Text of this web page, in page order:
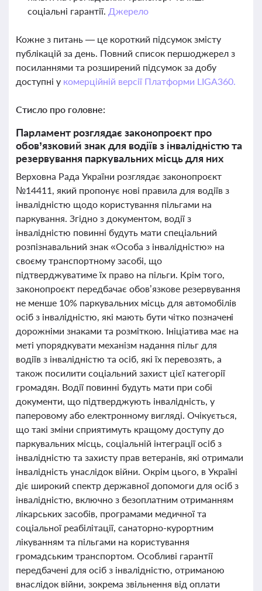
соціальні гарантії. Джерело
Кожне з питань — це короткий підсумок змісту
публікацій за день. Повний список першоджерел з
посиланнями та розширений підсумок за добу
доступні у комерційній версії Платформи LIGA360.
Стисло про головне:
Парламент розглядає законопроєкт про
обов’язковий знак для водіїв з інвалідністю та
резервування паркувальних місць для них
Верховна Рада України розглядає законопроєкт
№14411, який пропонує нові правила для водіїв з
інвалідністю щодо користування пільгами на
паркування. Згідно з документом, водії з
інвалідністю повинні будуть мати спеціальний
розпізнавальний знак «Особа з інвалідністю» на
своєму транспортному засобі, що
підтверджуватиме їх право на пільги. Крім того,
законопроєкт передбачає обов’язкове резервування
не менше 10% паркувальних місць для автомобілів
осіб з інвалідністю, які мають бути чітко позначені
дорожніми знаками та розміткою. Ініціатива має на
меті упорядкувати механізм надання пільг для
водіїв з інвалідністю та осіб, які їх перевозять, а
також посилити соціальний захист цієї категорії
громадян. Водії повинні будуть мати при собі
документи, що підтверджують інвалідність, у
паперовому або електронному вигляді. Очікується,
що такі зміни сприятимуть кращому доступу до
паркувальних місць, соціальній інтеграції осіб з
інвалідністю та захисту прав ветеранів, які отримали
інвалідність унаслідок війни. Окрім цього, в Україні
діє широкий спектр державної допомоги для осіб з
інвалідністю, включно з безоплатним отриманням
лікарських засобів, програмами медичної та
соціальної реабілітації, санаторно-курортним
лікуванням та пільгами на користування
громадським транспортом. Особливі гарантії
передбачені для осіб з інвалідністю, отриманою
внаслідок війни, зокрема звільнення від оплати